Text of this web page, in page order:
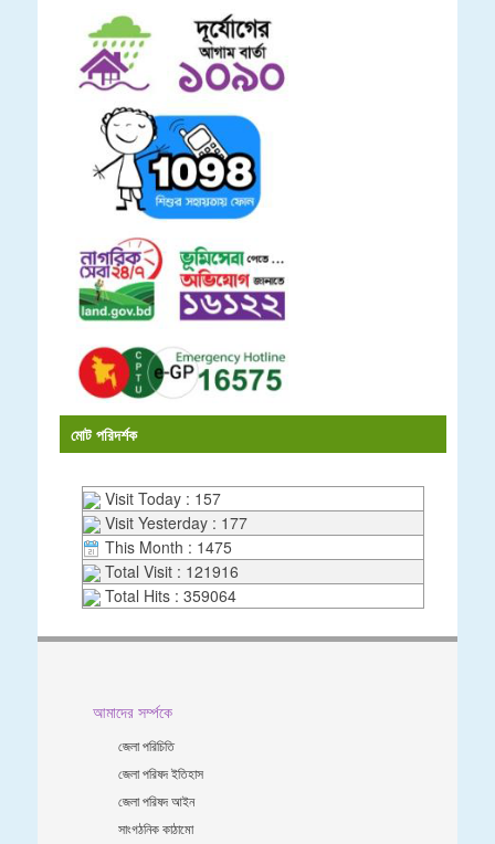
মোট পরিদর্শক
Visit Today : 157
Visit Yesterday : 177
This Month : 1475
Total Visit : 121916
Total Hits : 359064
আমাদের সর্ম্পকে
জেলা পরিচিতি
জেলা পরিষদ ইতিহাস
জেলা পরিষদ আইন
সাংগঠনিক কাঠামো